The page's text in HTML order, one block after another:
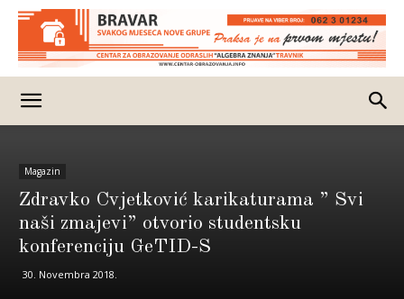
Magazin
Zdravko Cvjetković karikaturama ” Svi
naši zmajevi” otvorio studentsku
konferenciju GeTID-S
30. Novembra 2018.